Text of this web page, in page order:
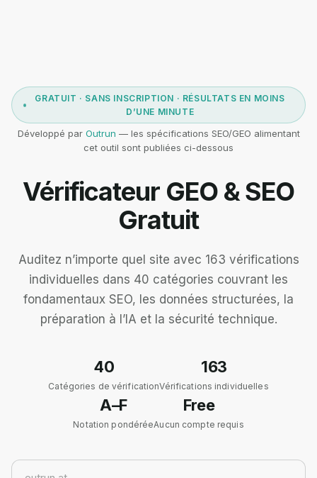
GRATUIT · SANS INSCRIPTION · RÉSULTATS EN MOINS
D’UNE MINUTE
Développé par Outrun — les spécifications SEO/GEO alimentant
cet outil sont publiées ci-dessous
Vérificateur GEO & SEO
Gratuit
Auditez n’importe quel site avec 163 vérifications
individuelles dans 40 catégories couvrant les
fondamentaux SEO, les données structurées, la
préparation à l’IA et la sécurité technique.
40
Catégories de vérification
163
Vérifications individuelles
A–F
Notation pondérée
Free
Aucun compte requis